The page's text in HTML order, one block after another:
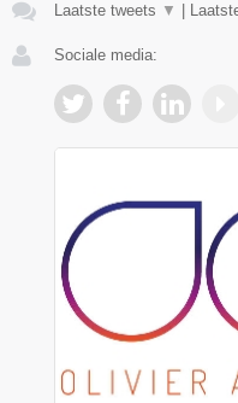
Laatste tweets ▼
Sociale media: